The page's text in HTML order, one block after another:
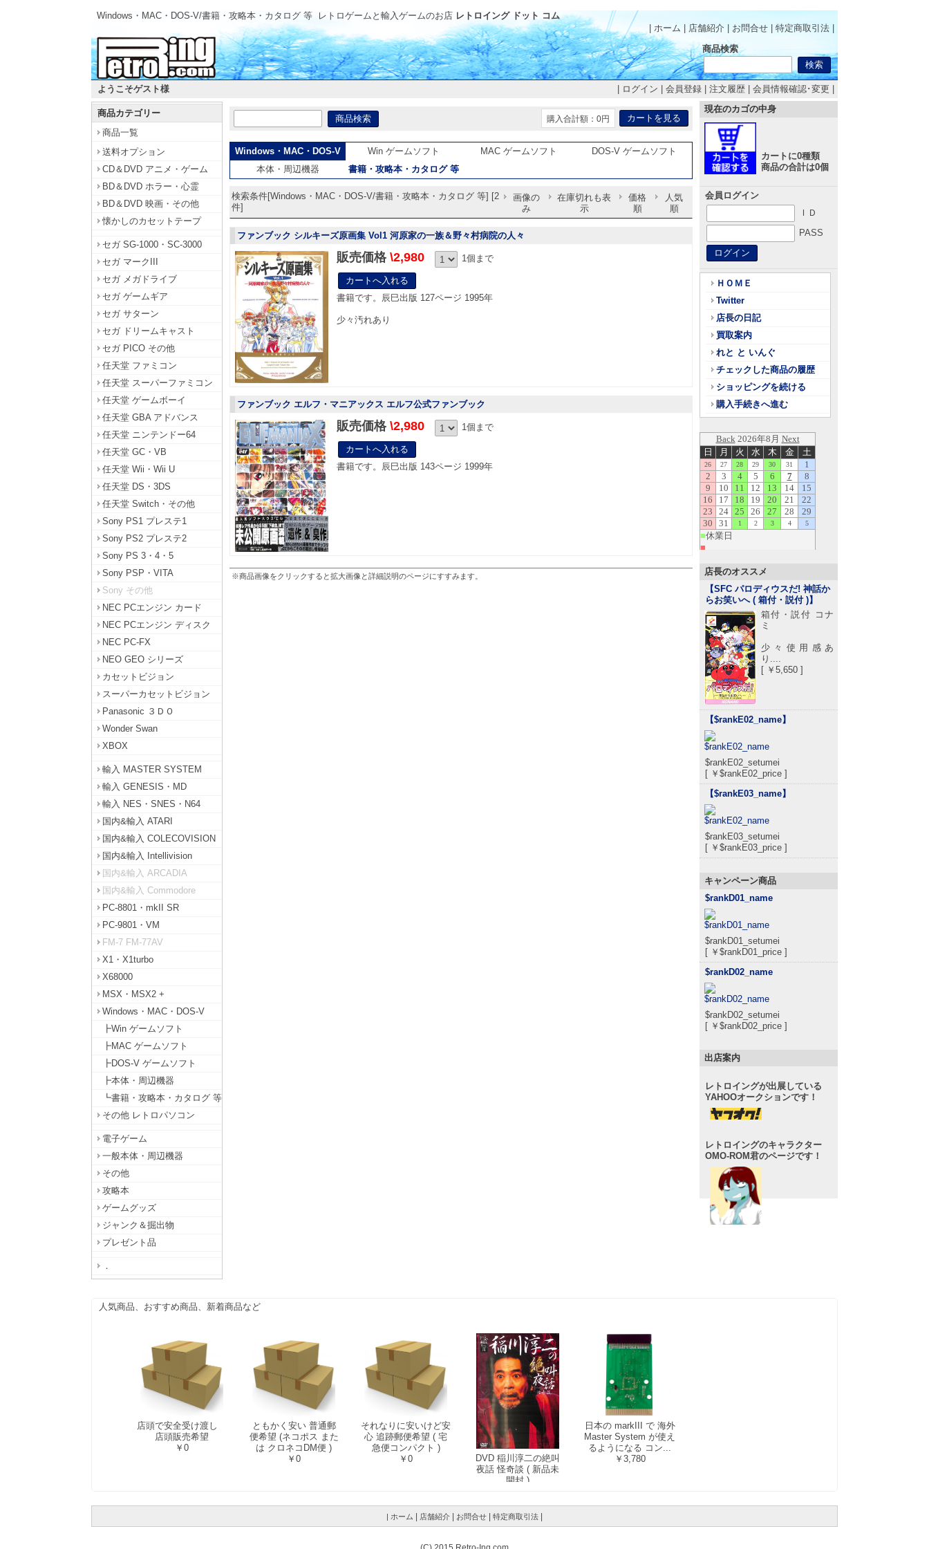
Windows・MAC・DOS-V/書籍・攻略本・カタログ 等 レトロゲームと輸入ゲームのお店 レトロイング ドット コム
| ホーム
店舗紹介 お問合せ 特定商取引法
商品検索
ようこそゲスト様 ログイン 会員登録 注文履歴 会員情報確認･変更
商品カテゴリー
商品一覧
送料オプション
CD＆DVD アニメ・ゲーム
BD＆DVD ホラー・心霊
BD＆DVD 映画・その他
懐かしのカセットテープ
セガ SG-1000・SC-3000
セガ マークIII
セガ メガドライブ
セガ ゲームギア
セガ サターン
セガ ドリームキャスト
セガ PICO その他
任天堂 ファミコン
任天堂 スーパーファミコン
任天堂 ゲームボーイ
任天堂 GBA アドバンス
任天堂 ニンテンドー64
任天堂 GC・VB
任天堂 Wii・Wii U
任天堂 DS・3DS
任天堂 Switch・その他
Sony PS1 プレステ1
Sony PS2 プレステ2
Sony PS 3・4・5
Sony PSP・VITA
Sony その他
NEC PCエンジン カード
NEC PCエンジン ディスク
NEC PC-FX
NEO GEO シリーズ
カセットビジョン
スーパーカセットビジョン
Panasonic ３ＤＯ
Wonder Swan
XBOX
輸入 MASTER SYSTEM
輸入 GENESIS・MD
輸入 NES・SNES・N64
国内&輸入 ATARI
国内&輸入 COLECOVISION
国内&輸入 Intellivision
国内&輸入 ARCADIA
国内&輸入 Commodore
PC-8801・mkII SR
PC-9801・VM
FM-7 FM-77AV
X1・X1turbo
X68000
MSX・MSX2 +
Windows・MAC・DOS-V
┣Win ゲームソフト
┣MAC ゲームソフト
┣DOS-V ゲームソフト
┣本体・周辺機器
┗書籍・攻略本・カタログ 等
その他 レトロパソコン
電子ゲーム
一般本体・周辺機器
その他
攻略本
ゲームグッズ
ジャンク＆掘出物
プレゼント品
．
購入合計額：0円
Windows・MAC・DOS-V Win ゲームソフト MAC ゲームソフト
DOS-V ゲームソフト
本体・周辺機器
書籍・攻略本・カタログ 等
検索条件[Windows・MAC・DOS-V/書籍・攻略本・カタログ 等] [2
件]
画像の
み
在庫切れも表
示
価格
順
人気
順
ファンブック シルキーズ原画集 Vol1 河原家の一族＆野々村病院の人々
販売価格 \2,980 1個まで
書籍です。辰巳出版 127ページ 1995年
少々汚れあり
ファンブック エルフ・マニアックス エルフ公式ファンブック
販売価格 \2,980 1個まで
書籍です。辰巳出版 143ページ 1999年
※商品画像をクリックすると拡大画像と詳細説明のページにすすみます。
現在のカゴの中身
カートに0種類
商品の合計は0個
会員ログイン
ＩＤ
PASS
ＨＯＭＥ
Twitter
店長の日記
買取案内
れと と いんぐ
チェックした商品の履歴
ショッピングを続ける
購入手続きへ進む
店長のオススメ
【SFC パロディウスだ! 神話か
らお笑いへ ( 箱付・説付 )】
箱付・説付 コナ
ミ
少々使用感あ
り....
[ ￥5,650 ]
【$rankE02_name】
$rankE02_setumei
[ ￥$rankE02_price ]
【$rankE03_name】
$rankE03_setumei
[ ￥$rankE03_price ]
キャンペーン商品
$rankD01_name
$rankD01_setumei
[ ￥$rankD01_price ]
$rankD02_name
$rankD02_setumei
[ ￥$rankD02_price ]
出店案内
レトロイングが出展している
YAHOOオークションです！
レトロイングのキャラクター
OMO-ROM君のページです！
| ホーム | 店舗紹介 | お問合せ | 特定商取引法 |